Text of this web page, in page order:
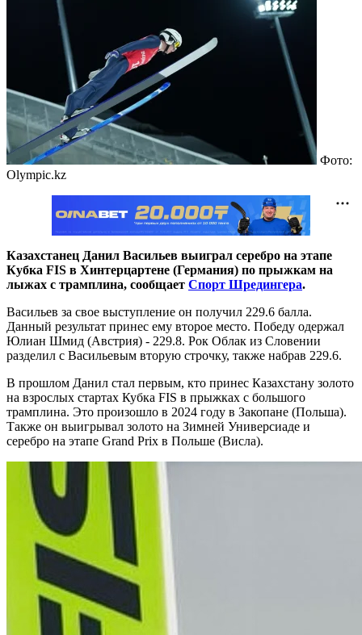
Фото:
Olympic.kz
Казахстанец Данил Васильев выиграл серебро на этапе
Кубка FIS в Хинтерцартене (Германия) по прыжкам на
лыжах с трамплина, сообщает Спорт Шредингера.
Васильев за свое выступление он получил 229.6 балла.
Данный результат принес ему второе место. Победу одержал
Юлиан Шмид (Австрия) - 229.8. Рок Облак из Словении
разделил с Васильевым вторую строчку, также набрав 229.6.
В прошлом Данил стал первым, кто принес Казахстану золото
на взрослых стартах Кубка FIS в прыжках с большого
трамплина. Это произошло в 2024 году в Закопане (Польша).
Также он выигрывал золото на Зимней Универсиаде и
серебро на этапе Grand Prix в Польше (Висла).